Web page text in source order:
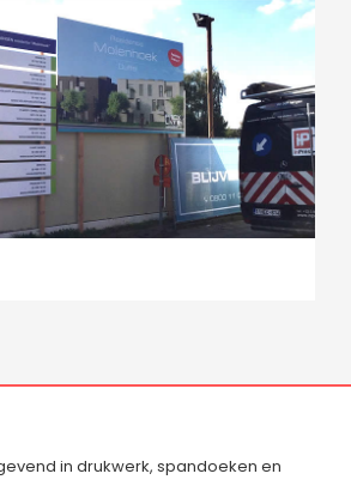
in drukwerk, spandoeken en